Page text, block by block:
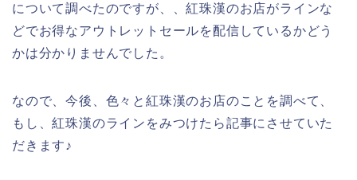
について調べたのですが、、紅珠漢のお店がラインな
どでお得なアウトレットセールを配信しているかどう
かは分かりませんでした。
なので、今後、色々と紅珠漢のお店のことを調べて、
もし、紅珠漢のラインをみつけたら記事にさせていた
だきます♪